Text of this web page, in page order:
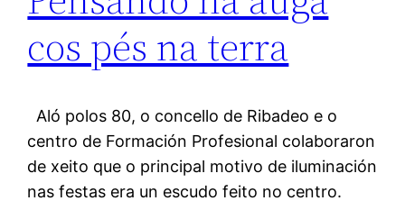
cos pés na terra
Aló polos 80, o concello de Ribadeo e o
centro de Formación Profesional colaboraron
de xeito que o principal motivo de iluminación
nas festas era un escudo feito no centro.